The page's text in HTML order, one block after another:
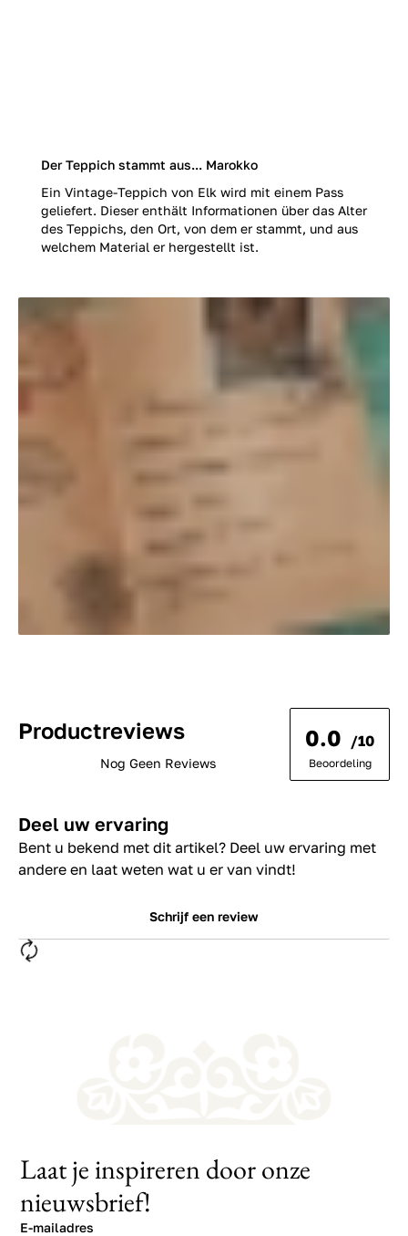
Der Teppich stammt aus... Marokko
Ein Vintage-Teppich von Elk wird mit einem Pass
geliefert. Dieser enthält Informationen über das Alter
des Teppichs, den Ort, von dem er stammt, und aus
welchem Material er hergestellt ist.
Productreviews
Nog Geen Reviews
0.0 /10
Beoordeling
Deel uw ervaring
Bent u bekend met dit artikel? Deel uw ervaring met
andere en laat weten wat u er van vindt!
Schrijf een review
Laat je inspireren door onze
nieuwsbrief!
E-mailadres